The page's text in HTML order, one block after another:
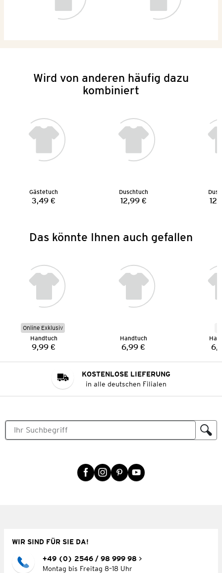
Wird von anderen häufig dazu
kombiniert
Gästetuch
Preis:
3,49 €
Duschtuch
Preis:
12,99 €
Das könnte Ihnen auch gefallen
Online Exklusiv
Handtuch
Preis:
9,99 €
Handtuch
Preis:
6,99 €
KOSTENLOSE LIEFERUNG
in alle deutschen Filialen
WIR SIND FÜR SIE DA!
+49 (0) 2546 / 98 999 98
Montag bis Freitag 8–18 Uhr